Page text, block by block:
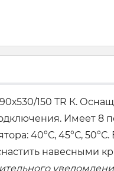
150 TR К.
Имеет 8
40°С, 45°С,
навесными